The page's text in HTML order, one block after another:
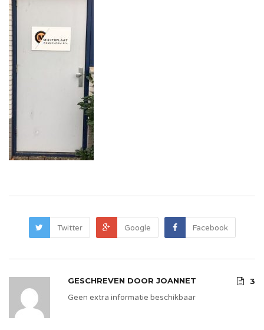
Twitter Google Facebook
GESCHREVEN DOOR JOANNET
3
Geen extra informatie beschikbaar